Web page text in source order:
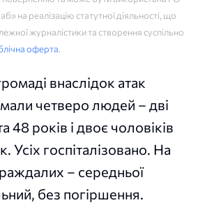
на реалізацію статутної діяльності, що
журналістики та створення суспільно
оферта.
внаслідок атак
четверо людей – дві
48 років і двоє чоловіків
Усіх госпіталізовано. На
– середньої
без погіршення.